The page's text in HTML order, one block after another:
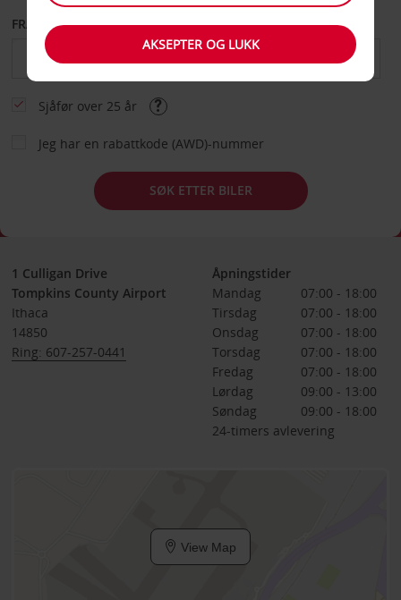
FRA DATO TIL DATO
Sjåfør over 25 år
Jeg har en rabattkode (AWD)-nummer
SØK ETTER BILER
1 Culligan Drive
Tompkins County Airport
Ithaca
14850
Ring: 607-257-0441
Åpningstider
Mandag
07:00 - 18:00
Tirsdag
07:00 - 18:00
Onsdag
07:00 - 18:00
Torsdag
07:00 - 18:00
Fredag
07:00 - 18:00
Lørdag
09:00 - 13:00
Søndag
09:00 - 18:00
24-timers avlevering
View Map
AKSEPTER OG LUKK